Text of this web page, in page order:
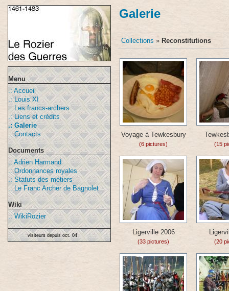
Galerie
Collections » Reconstitutions
Voyage à Tewkesbury
(6 pictures) (15
Ligerville 2006
(33 pictures) (20
Menu
.: Accueil
.: Louis XI
.: Les francs-archers
.: Liens et crédits
.: Galerie
.: Contacts
Documents
.: Adrien Harmand
.: Ordonnances royales
.: Statuts des métiers
.: Le Franc Archer de Bagnolet
Wiki
.: WikiRozier
visiteurs depuis oct. 04